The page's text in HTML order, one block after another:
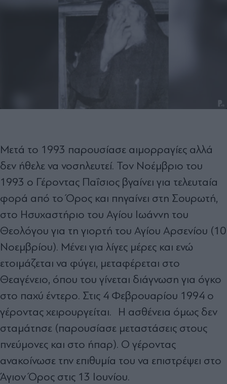
Μετά το 1993 παρουσίασε αιμορραγίες αλλά
δεν ήθελε να νοσηλευτεί. Τον Νοέμβριο του
1993 ο Γέροντας Παΐσιος βγαίνει για τελευταία
φορά από το Όρος και πηγαίνει στη Σουρωτή,
στο Ησυχαστήριο του Αγίου Ιωάννη του
Θεολόγου για τη γιορτή του Αγίου Αρσενίου (10
Νοεμβρίου). Μένει για λίγες μέρες και ενώ
ετοιμάζεται να φύγει, μεταφέρεται στο
Θεαγένειο, όπου του γίνεται διάγνωση για όγκο
στο παχύ έντερο. Στις 4 Φεβρουαρίου 1994 ο
γέροντας χειρουργείται. Η ασθένεια όμως δεν
σταμάτησε (παρουσίασε μεταστάσεις στους
πνεύμονες και στο ήπαρ). Ο γέροντας
ανακοίνωσε την επιθυμία του να επιστρέψει στο
Άγιον Όρος στις 13 Ιουνίου.